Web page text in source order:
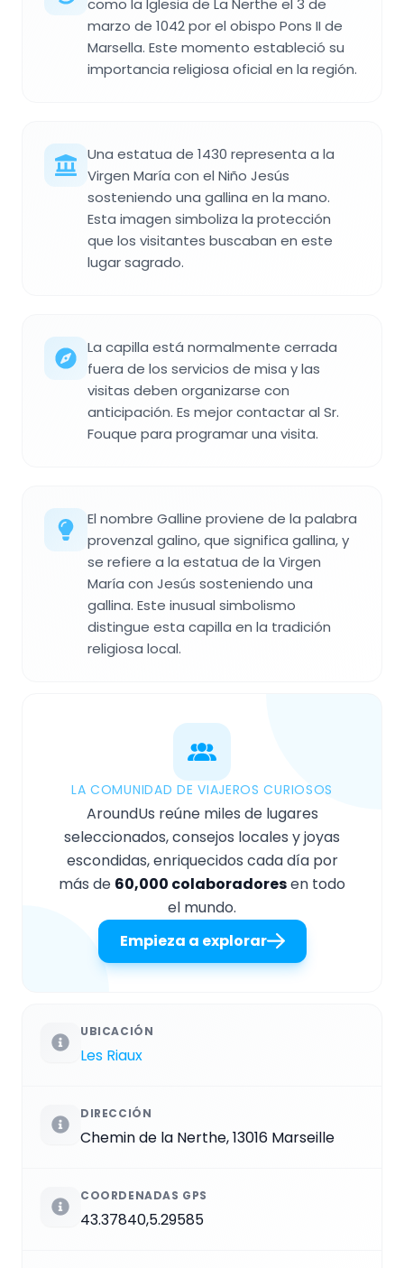
marzo de 1042 por el obispo Pons II de
Marsella. Este momento estableció su
importancia religiosa oficial en la región.
Una estatua de 1430 representa a la
Virgen María con el Niño Jesús
sosteniendo una gallina en la mano.
Esta imagen simboliza la protección
que los visitantes buscaban en este
lugar sagrado.
La capilla está normalmente cerrada
fuera de los servicios de misa y las
visitas deben organizarse con
anticipación. Es mejor contactar al Sr.
Fouque para programar una visita.
El nombre Galline proviene de la palabra
provenzal galino, que significa gallina, y
se refiere a la estatua de la Virgen
María con Jesús sosteniendo una
gallina. Este inusual simbolismo
distingue esta capilla en la tradición
religiosa local.
LA COMUNIDAD DE VIAJEROS CURIOSOS
AroundUs reúne miles de lugares
seleccionados, consejos locales y joyas
escondidas, enriquecidos cada día por
más de 60,000 colaboradoresen todo
el mundo.
Empieza a explorar
UBICACIÓN
Les Riaux
DIRECCIÓN
Chemin de la Nerthe, 13016 Marseille
COORDENADAS GPS
43.37840,5.29585